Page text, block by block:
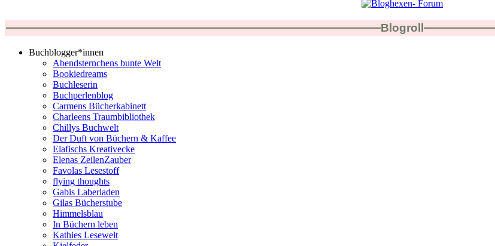
Blogroll
Buchblogger*innen
Abendsternchens bunte Welt
Bookiedreams
Buchleserin
Buchperlenblog
Carmens Bücherkabinett
Charleens Traumbibliothek
Chillys Buchwelt
Der Duft von Büchern & Kaffee
Elafischs Kreativecke
Elenas ZeilenZauber
Favolas Lesestoff
flying thoughts
Gabis Laberladen
Gilas Bücherstube
Himmelsblau
In Büchern leben
Kathies Lesewelt